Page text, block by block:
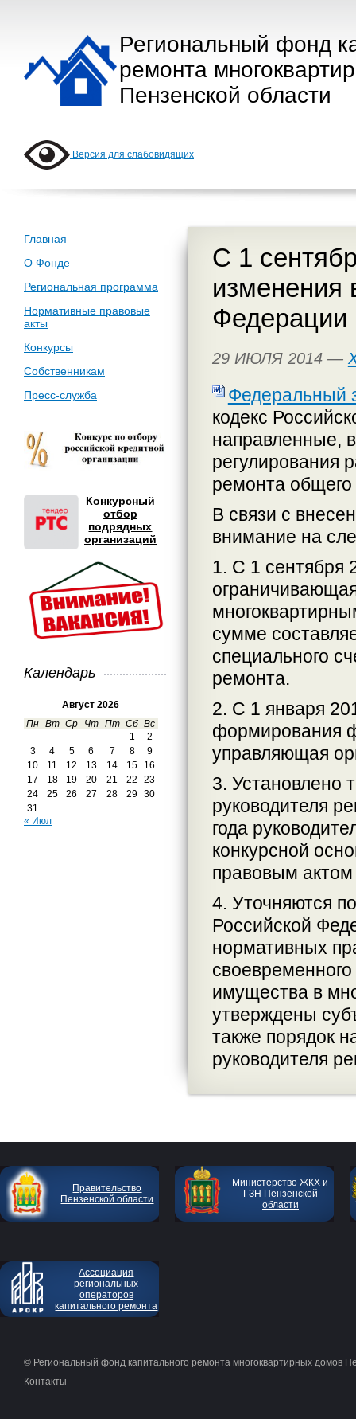
Региональный фонд
ремонта
Пензенской области
Версия для слабовидящих
Главная
О Фонде
Региональная программа
Нормативные правовые
акты
Конкурсы
Собственникам
Пресс-служба
Конкурсный
отбор
подрядных
организаций
Календарь
Август 2026
Пн Вт Ср Чт Пт Сб Вс
1
2
3
4 5 6 7 8
9
10
11 12 13 14 15
16
17
18 19 20 21 22
23
24
25 26 27 28 29
30
31
« Июл
С 1
изменения
Федерации
29 ИЮЛЯ 2014 —
Федеральный
кодекс
направленные,
регулирования
ремонта
В связи с
внимание на
1. С 1 сентября
сумме
специального
ремонта.
2. С 1 января
формирования
управляющая
3. Установлено
руководителя
года
конкурсной
правовым
4. Уточняются
Российской
нормативных
имущества в
утверждены
также порядок
руководителя
Правительство
Пензенской области
Министерство ЖКХ и
ГЗН Пензенской
области
Ассоциация
региональных
операторов
капитального ремонта
© Региональный фонд капитального ремонта многоквартирных домов
Контакты